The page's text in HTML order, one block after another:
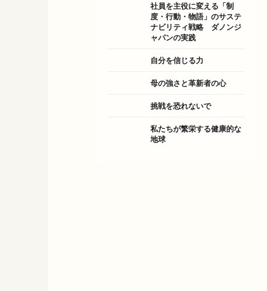
社員を主役に変える「制
度・行動・物語」のサステ
ナビリティ戦略 ダノンジ
ャパンの実践
自分を信じる力
母の強さと革新者の心
挑戦を恐れないで
私たちが繁栄する健康的な
地球